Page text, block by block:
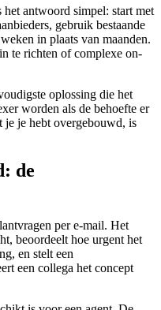
antwoord simpel: start met
gebruik bestaande
in plaats van maanden.
te richten of complexe on-
oplossing die het
worden als de behoefte er
je hebt overgebouwd, is
de
per e-mail. Het
beoordeelt hoe urgent het
en stelt een
een collega het concept